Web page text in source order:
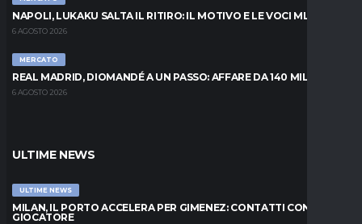
NAPOLI, LUKAKU SALTA IL RITIRO: IL MOTIVO E LE VOCI MLS
6 AGOSTO 2026
MERCATO
REAL MADRID, DIOMANDÉ A UN PASSO: AFFARE DA 140 MILIONI
6 AGOSTO 2026
ULTIME NEWS
ULTIME NEWS
MILAN, IL PORTO ACCELERA PER GIMENEZ: CONTATTI CON IL
GIOCATORE